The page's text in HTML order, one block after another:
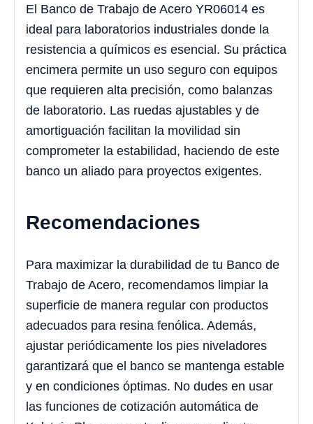
El Banco de Trabajo de Acero YR06014 es
ideal para laboratorios industriales donde la
resistencia a químicos es esencial. Su práctica
encimera permite un uso seguro con equipos
que requieren alta precisión, como balanzas
de laboratorio. Las ruedas ajustables y de
amortiguación facilitan la movilidad sin
comprometer la estabilidad, haciendo de este
banco un aliado para proyectos exigentes.
Recomendaciones
Para maximizar la durabilidad de tu Banco de
Trabajo de Acero, recomendamos limpiar la
superficie de manera regular con productos
adecuados para resina fenólica. Además,
ajustar periódicamente los pies niveladores
garantizará que el banco se mantenga estable
y en condiciones óptimas. No dudes en usar
las funciones de cotización automática de